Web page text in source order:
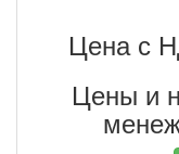
Цена с
Цены и